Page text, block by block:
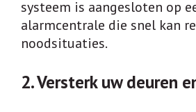
systeem is aangesloten op
alarmcentrale die snel kan
noodsituaties.
2. Versterk uw deuren